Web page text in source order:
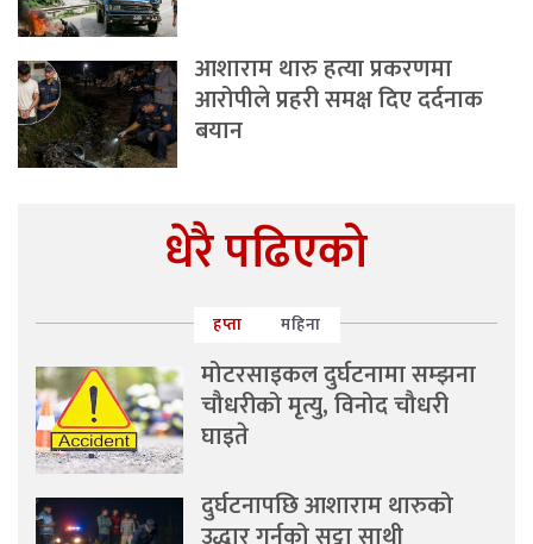
आशाराम थारु हत्या प्रकरणमा
आरोपीले प्रहरी समक्ष दिए दर्दनाक
बयान
धेरै पढिएको
हप्ता महिना
मोटरसाइकल दुर्घटनामा सम्झना
चौधरीको मृत्यु, विनोद चौधरी
घाइते
दुर्घटनापछि आशाराम थारुको